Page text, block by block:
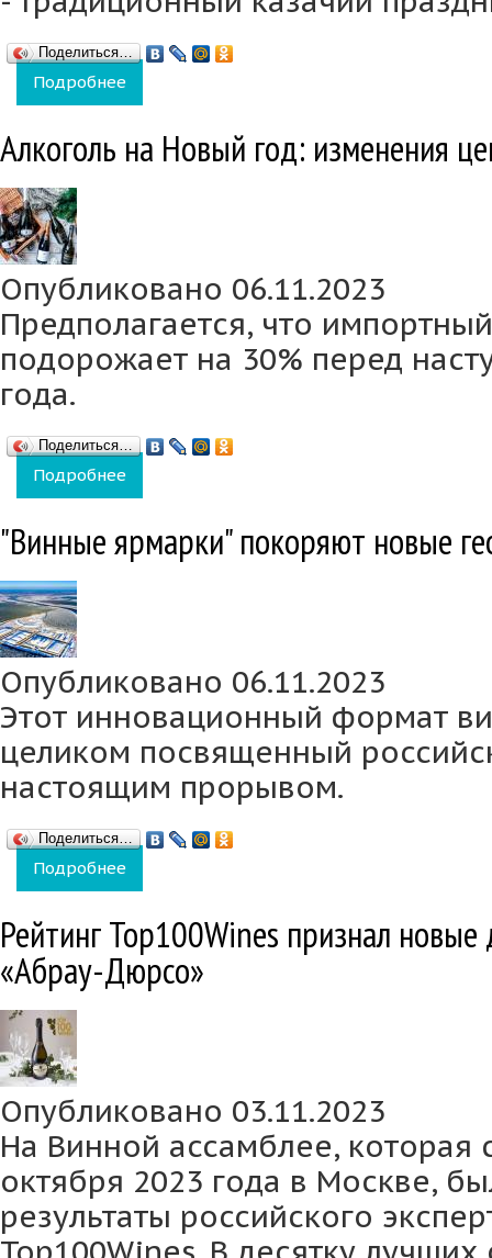
Поделиться…
Подробнее
Алкоголь на Новый год: изменения
Опубликовано 06.11.2023
Предполагается, что
подорожает на 30% перед
года.
Поделиться…
Подробнее
"Винные ярмарки" покоряют новые
Опубликовано 06.11.2023
Этот инновационный формат
целиком посвященный
настоящим прорывом.
Поделиться…
Подробнее
Рейтинг Top100Wines признал
«Абрау-Дюрсо»
Опубликовано 03.11.2023
На Винной ассамблее, которая
октября 2023 года в Москве,
результаты российского